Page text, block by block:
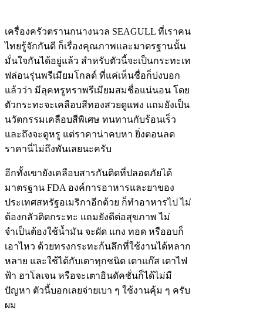
เครื่องครัวตรานกนางนวล SEAGULL ที่เราคน
ไทยรู้จักกันดี ก็เรื่องคุณภาพและมาตรฐานนั้น
มั่นใจกันได้อยู่แล้ว สำหรับตัวนี้จะเป็นกระทะเท
ฟล่อนรุ่นพรีเมียมโกลด์ ที่แค่เห็นชื่อก็บ่งบอก
แล้วว่า มีลุคหรูหราพรีเมียมสมชื่อแน่นอน โดย
ตัวกระทะจะเคลือบสีทองสวยดูแพง แถมยังเป็น
นวัตกรรมเคลือบสีพิเศษ ทนทานกับร้อนเร็ว
และถึงจะดูหรู แต่ราคาน่าคบหา ยิ่งตอนลด
ราคานี่ไม่ถึงพันเลยนะครับ
อีกทั้งเขายังเคลือบสารกันติดที่ปลอดภัยได้
มาตรฐาน FDA องค์การอาหารและยาของ
ประเทศสหรัฐอเมริกาอีกด้วย ก็ทำอาหารไป ไม่
ต้องกลัวติดกระทะ แถมยังดีต่อสุขภาพ ไม่
จำเป็นต้องใช้น้ำมัน จะผัด แกง ทอด หรืออบก็
เอาไหว ด้วยทรงกระทะก้นลึกที่ใช้งานได้หลาก
หลาย และใช้ได้กับเตาทุกชนิด เตาแก๊ส เตาไฟ
ฟ้า ฮาโลเจน หรือจะเตาอินดัคชั่นก็ได้ไม่มี
ปัญหา ตัวนี้บอกเลยจ่ายเบา ๆ ใช้งานคุ้ม ๆ ครับ
ผม